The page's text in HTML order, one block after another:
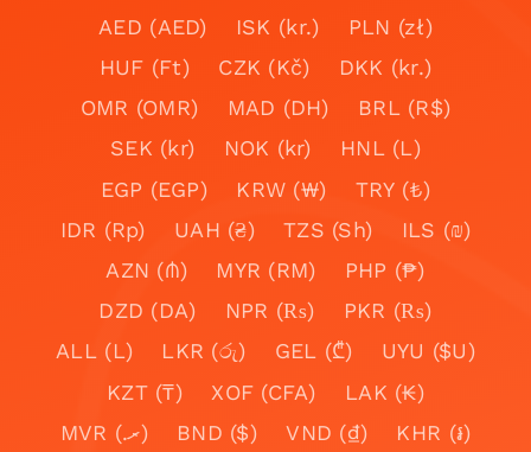
AED (AED)
ISK (kr.)
PLN (zł)
HUF (Ft)
CZK (Kč)
DKK (kr.)
OMR (OMR)
MAD (DH)
BRL (R$)
SEK (kr)
NOK (kr)
HNL (L)
EGP (EGP)
KRW (₩)
TRY (₺)
IDR (Rp)
UAH (₴) TZS (Sh)
ILS (₪)
AZN (₼)
MYR (RM)
PHP (₱)
DZD (DA)
NPR (₨)
PKR (₨)
ALL (L)
LKR (රු) GEL (₾)
UYU ($U)
KZT (₸)
XOF (CFA)
LAK (₭)
MVR (.ރ)
BND ($) VND (₫)
KHR (៛)